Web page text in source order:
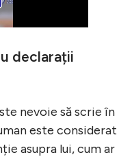
declarații
nevoie să scrie în
este considerat
asupra lui, cum ar